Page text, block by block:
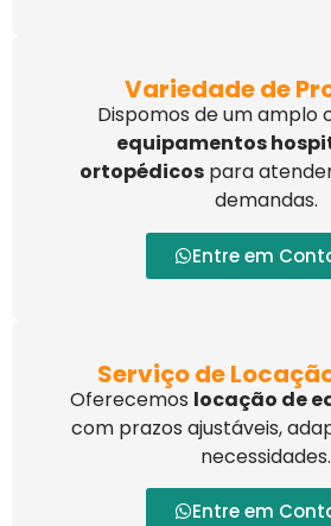
Variedade de
Dispomos de um amplo
equipamentos
ortopédicos para
demandas.
Entre em
Serviço de
Oferecemos locação de
com prazos ajustáveis,
necessidades.
Entre em